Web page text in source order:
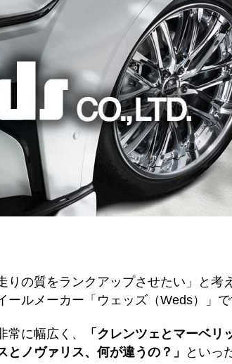
りの質をランクアップさせたい」と考
ルメーカー「ウェッズ（Weds）」で
常に幅広く、
「クレンツェとマーベリ
ノヴァリス、何が違うの？」
といっ